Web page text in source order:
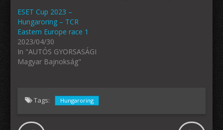
ESET Cup 2023 –
Hungaroring – TCR
Eastern Europe race 1
2023/04/30
In "AUTÓS GYORSASÁGI
Magyar Bajnokság"
Tags: Hungaroring